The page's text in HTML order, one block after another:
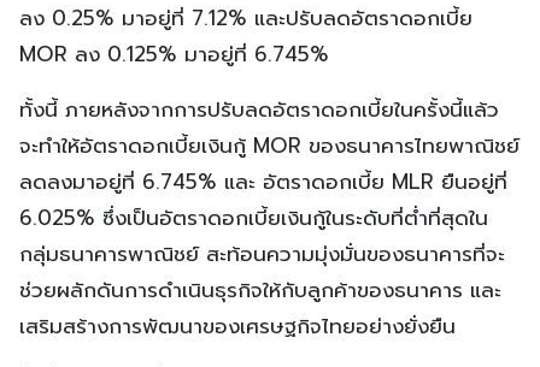
ลง 0.25% มาอยู่ที่ 7.12% และปรับลดอัตราดอกเบี้ย
MOR ลง 0.125% มาอยู่ที่ 6.745%
ทั้งนี้ ภายหลังจากการปรับลดอัตราดอกเบี้ยในครั้งนี้แล้ว
จะทำให้อัตราดอกเบี้ยเงินกู้ MOR ของธนาคารไทยพาณิชย์
ลดลงมาอยู่ที่ 6.745% และ อัตราดอกเบี้ย MLR ยืนอยู่ที่
6.025% ซึ่งเป็นอัตราดอกเบี้ยเงินกู้ในระดับที่ต่ำที่สุดใน
กลุ่มธนาคารพาณิชย์ สะท้อนความมุ่งมั่นของธนาคารที่จะ
ช่วยผลักดันการดำเนินธุรกิจให้กับลูกค้าของธนาคาร และ
เสริมสร้างการพัฒนาของเศรษฐกิจไทยอย่างยั่งยืน